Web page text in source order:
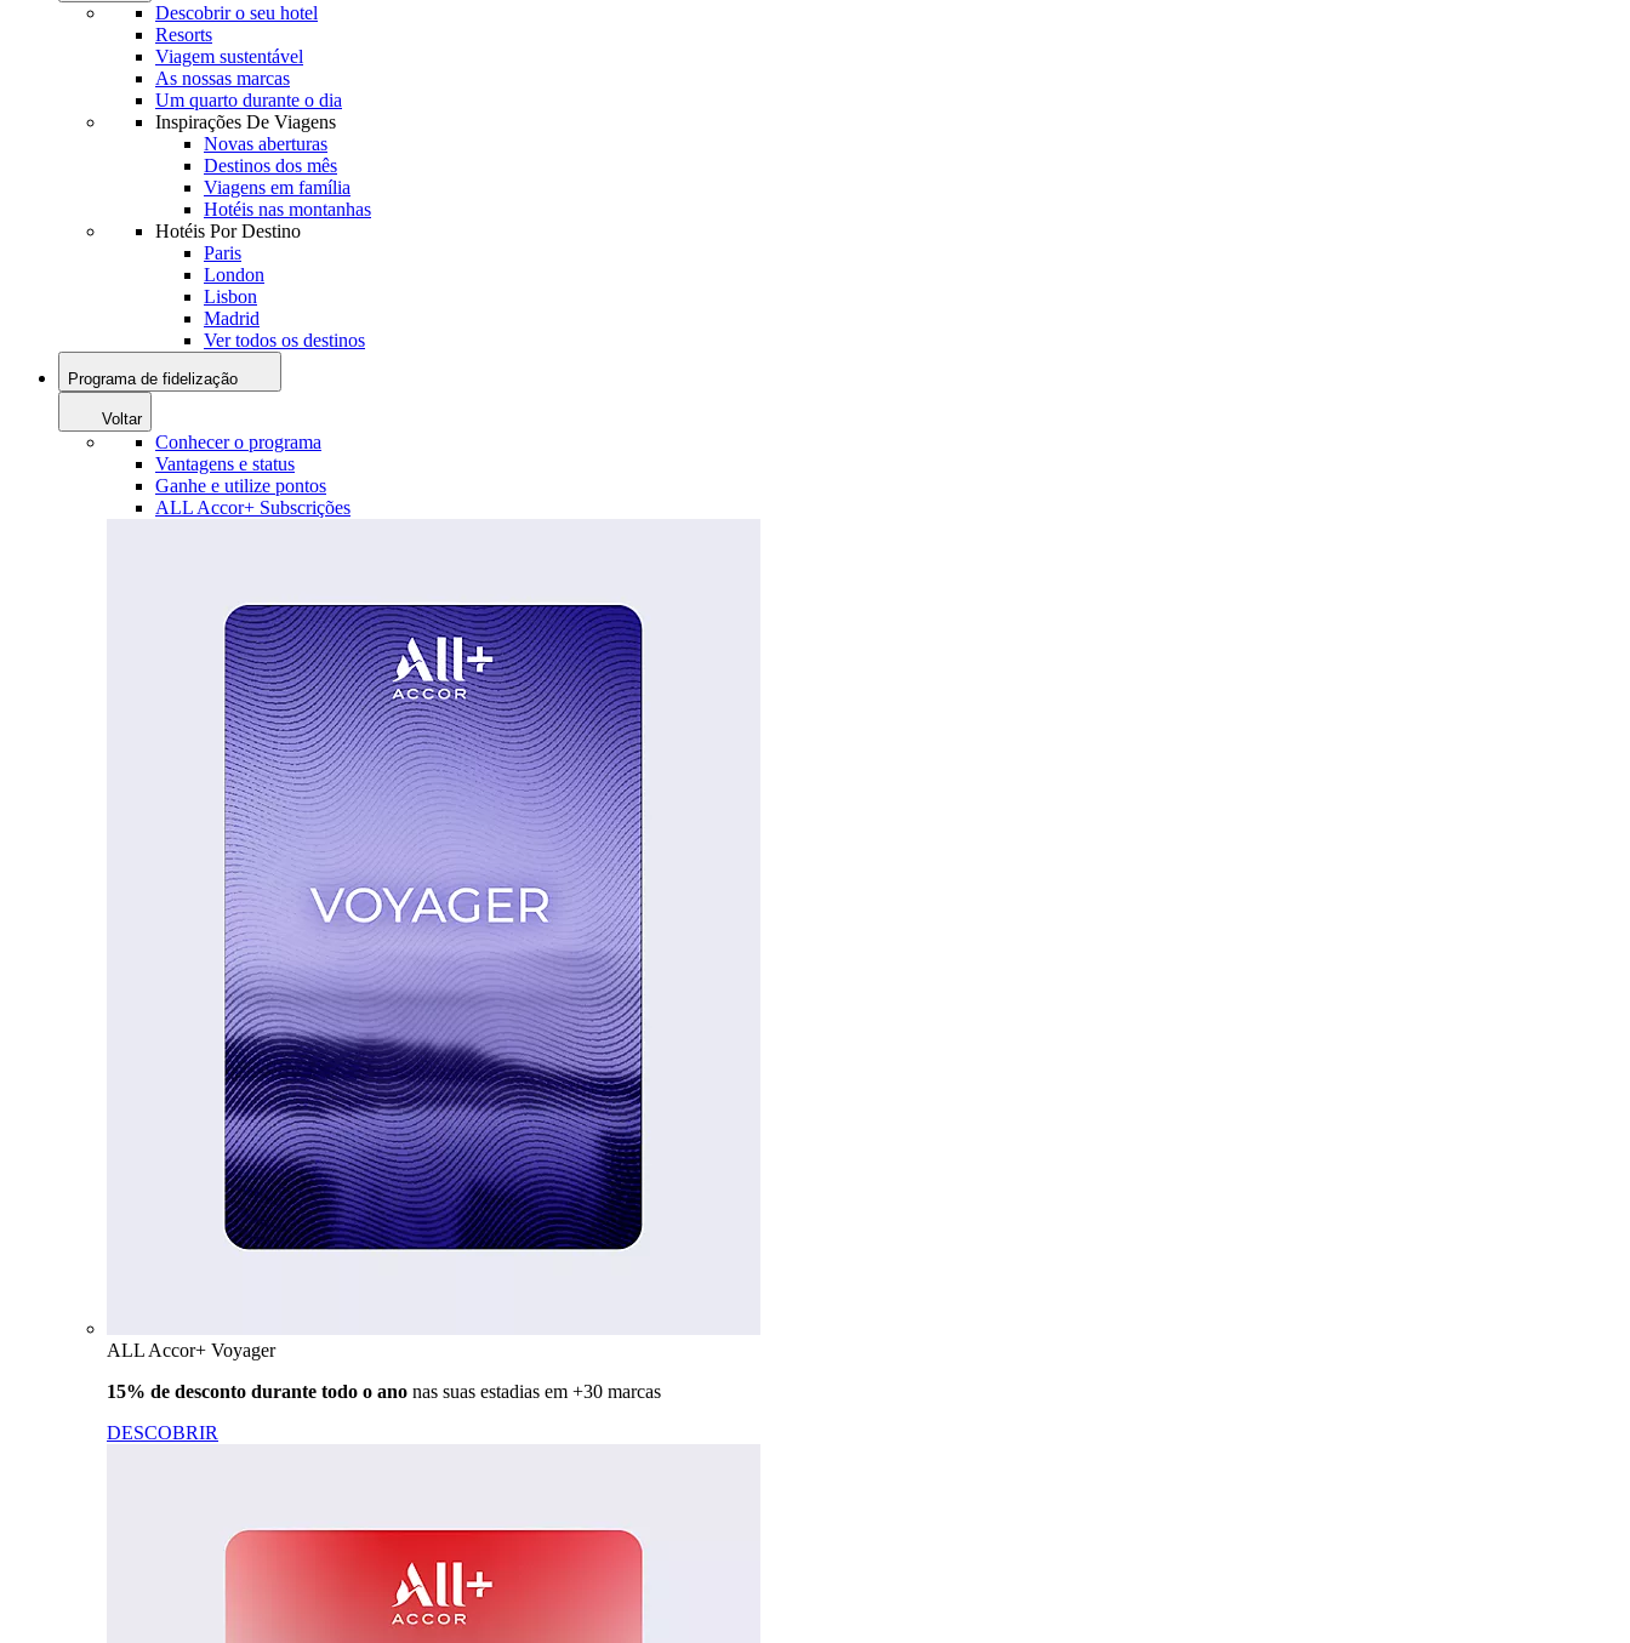
Descobrir o seu hotel
Resorts
Viagem sustentável
As nossas marcas
Um quarto durante o dia
Inspirações De Viagens
Novas aberturas
Destinos dos mês
Viagens em família
Hotéis nas montanhas
Hotéis Por Destino
Paris
London
Lisbon
Madrid
Ver todos os destinos
Programa de fidelização
Voltar
Conhecer o programa
Vantagens e status
Ganhe e utilize pontos
ALL Accor+ Subscrições
ALL Accor+ Voyager
15% de desconto durante todo o ano nas suas estadias em +30 marcas
DESCOBRIR